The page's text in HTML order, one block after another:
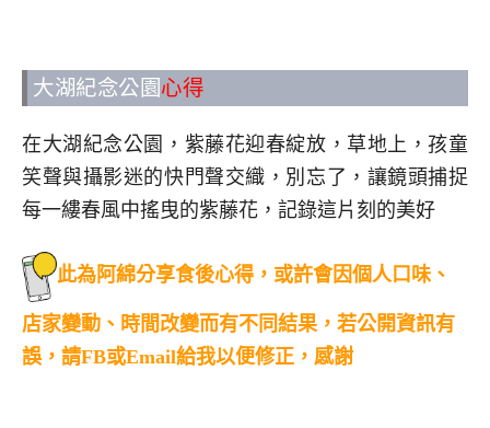
大湖紀念公園心得
在大湖紀念公園，紫藤花迎春綻放，草地上，孩童
笑聲與攝影迷的快門聲交織，別忘了，讓鏡頭捕捉
每一縷春風中搖曳的紫藤花，記錄這片刻的美好
此為阿綿分享食後心得，或許會因個人口味、
店家變動、時間改變而有不同結果，若公開資訊有
誤，請FB或Email給我以便修正，感謝